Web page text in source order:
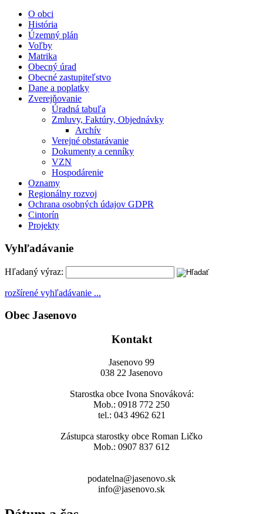
O obci
História
Územný plán
Voľby
Matrika
Obecný úrad
Obecné zastupiteľstvo
Dane a poplatky
Zverejňovanie
Úradná tabuľa
Zmluvy, Faktúry, Objednávky
Archív
Verejné obstarávanie
Dokumenty a cenníky
VZN
Hospodárenie
Oznamy
Regionálny rozvoj
Ochrana osobných údajov GDPR
Cintorín
Projekty
Vyhľadávanie
Hľadaný výraz:
rozšírené vyhľadávanie ...
Obec Jasenovo
Kontakt
Jasenovo 99
038 22 Jasenovo
Starostka obce Ivona Snováková:
Mob.: 0918 772 250
tel.: 043 4962 621
Zástupca starostky obce Roman Ličko
Mob.: 0907 837 612
podatelna@jasenovo.sk
info@jasenovo.sk